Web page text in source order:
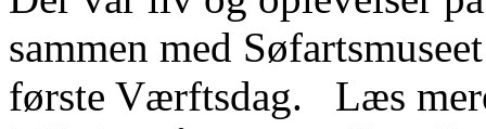
sammen med
første Værftsdag. Læs